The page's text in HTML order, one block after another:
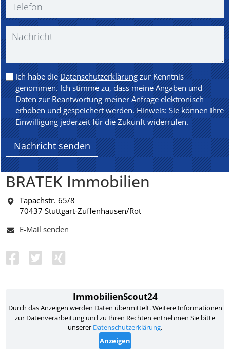
Ich habe dieDatenschutzerklärungzur Kenntnis
genommen. Ich stimme zu, dass meine Angaben und
Daten zur Beantwortung meiner Anfrage elektronisch
erhoben und gespeichert werden. Hinweis: Sie können Ihre
Einwilligung jederzeit für die Zukunft widerrufen.
BRATEK Immobilien
Tapachstr. 65/8
70437 Stuttgart-Zuffenhausen/Rot
E-Mail senden